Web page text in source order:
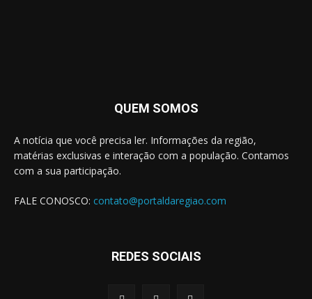
QUEM SOMOS
A notícia que você precisa ler. Informações da região,
matérias exclusivas e interação com a população. Contamos
com a sua participação.
FALE CONOSCO: contato@portaldaregiao.com
REDES SOCIAIS